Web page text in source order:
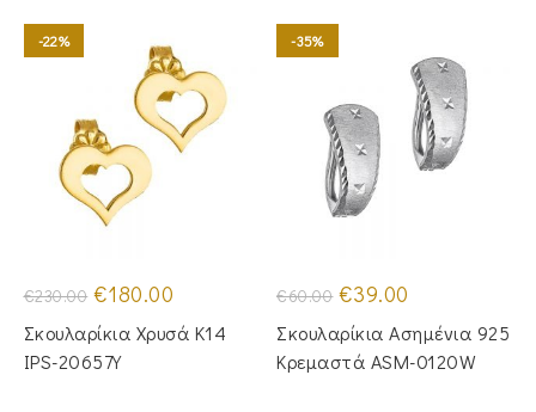
-22%
€230.00 Original
price
was:
€230.00.
€180.00
τιμή
είναι:
Σκουλαρίκια Χρυσά Κ14
IPS-20657Y
-35%
€60.00 Original
price
was:
€60.00.
€39.00
τιμή
είναι:
€39.00.
Σκουλαρίκια Ασημένια 925
Κρεμαστά ASM-0120W